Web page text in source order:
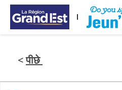
मुख्य विषय-वस्तु पर जाएँ
<पीछे